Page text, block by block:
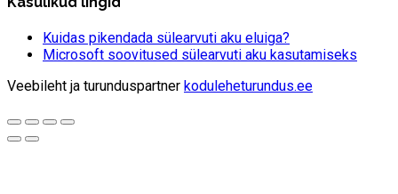
Kuidas pikendada sülearvuti aku eluiga?
Microsoft soovitused sülearvuti aku kasutamiseks
Veebileht ja turunduspartner koduleheturundus.ee